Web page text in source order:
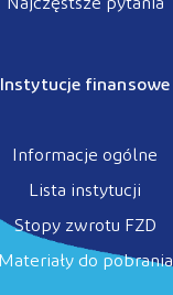
Najczęstsze pytania
Instytucje finansowe
Informacje ogólne
Lista instytucji
Stopy zwrotu FZD
Materiały do pobrania